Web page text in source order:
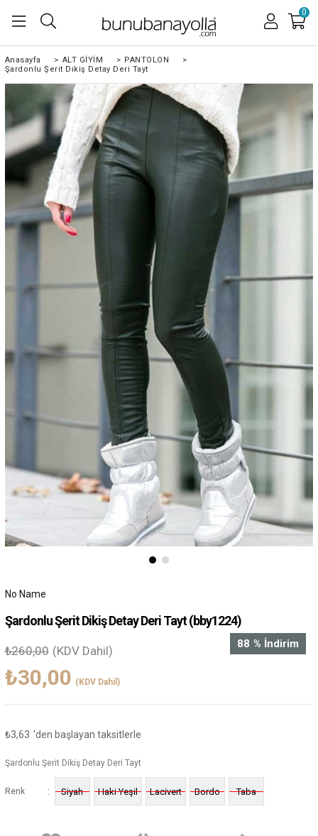
0
Anasayfa > ALT GİYİM > PANTOLON
>
Şardonlu Şerit Dikiş Detay Deri Tayt
No Name
Şardonlu Şerit Dikiş Detay Deri Tayt(bby1224)
%
88 İndirim
₺260,00 (KDV Dahil)
₺30,00 (KDV Dahil)
₺3,63 'den başlayan taksitlerle
Şardonlu Şerit Dikiş Detay Deri Tayt
Renk : Siyah Haki Yeşil Lacivert Bordo Taba